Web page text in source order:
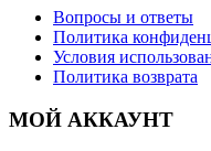
Вопросы и ответы
Политика
Условия
Политика возврата
МОЙ АККАУНТ